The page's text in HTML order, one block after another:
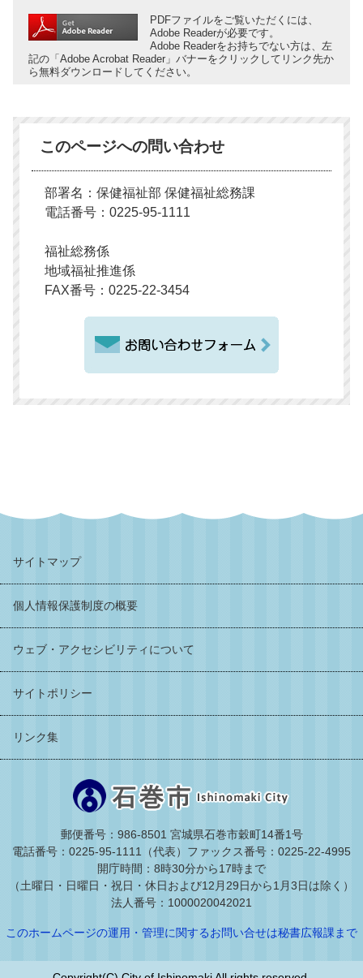
PDFファイルをご覧いただくには、
Adobe Readerが必要です。
Adobe Readerをお持ちでない方は、左
記の「Adobe Acrobat Reader」バナーをクリックしてリンク先か
ら無料ダウンロードしてください。
このページへの問い合わせ
部署名：保健福祉部 保健福祉総務課
電話番号：0225-95-1111
福祉総務係
地域福祉推進係
FAX番号：0225-22-3454
サイトマップ
個人情報保護制度の概要
ウェブ・アクセシビリティについて
サイトポリシー
リンク集
郵便番号：986-8501 宮城県石巻市穀町14番1号
電話番号：0225-95-1111（代表） ファックス番号：0225-22-4995
開庁時間：8時30分から17時まで
（土曜日・日曜日・祝日・休日および12月29日から1月3日は除く）
法人番号：1000020042021
このホームページの運用・管理に関するお問い合せは秘書広報課まで